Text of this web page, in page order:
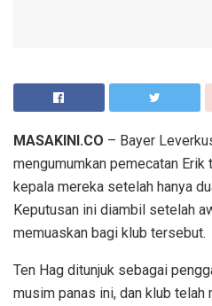
MASAKINI.CO – Bayer
mengumumkan pemecatan
kepala mereka setelah hanya
Keputusan ini diambil setelah
memuaskan bagi klub tersebut.
Ten Hag ditunjuk sebagai
musim panas ini, dan klub telah